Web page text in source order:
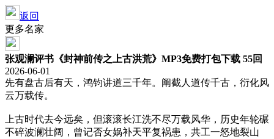
返回
更多名家
张观澜评书《封神前传之上古洪荒》MP3免费打包下载 55回
2026-06-01
先有盘古后有天，鸿钧讲道三千年。阐截人道传千古，衍化风
云万载传。
上古时代去今远矣，但滚滚长江洗不尽万载风华，历史年轮碾
不碎波澜壮阔，曾记否女娲补天平复祸患，共工一怒地裂山